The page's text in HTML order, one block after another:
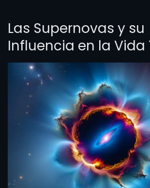
Las Supernovas y su
Influencia en la Vida